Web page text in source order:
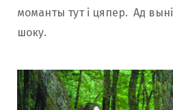
моманты тут і цяпер. Ад
шоку.